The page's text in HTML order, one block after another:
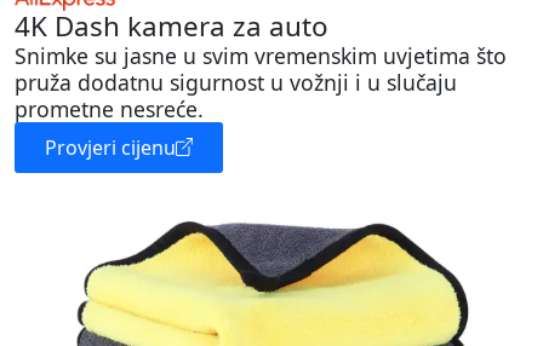
4K Dash kamera za auto
Snimke su jasne u svim vremenskim uvjetima što
pruža dodatnu sigurnost u vožnji i u slučaju
prometne nesreće.
Provjeri cijenu